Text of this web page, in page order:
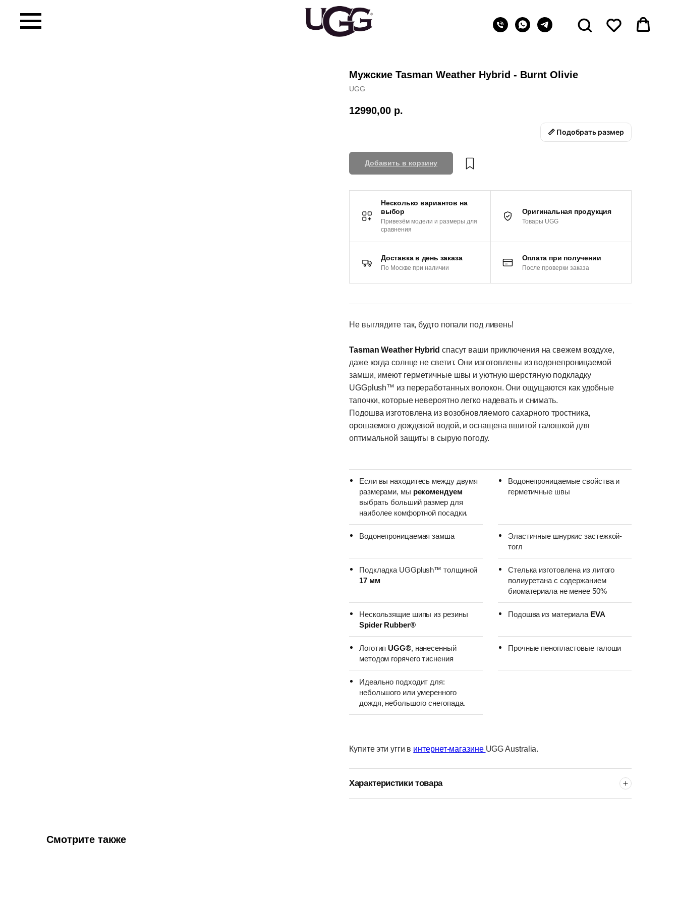
Мужские Tasman Weather Hybrid - Burnt Olivie
UGG
12990,00 р.
📏 Подобрать размер
Добавить в корзину
Несколько вариантов на
выбор
Привезём модели и размеры для
сравнения
Оригинальная продукция
Товары UGG
Доставка в день заказа
По Москве при наличии
Оплата при получении
После проверки заказа
Не выглядите так, будто попали под ливень!
Tasman Weather Hybrid спасут ваши приключения на свежем воздухе,
даже когда солнце не светит. Они изготовлены из водонепроницаемой
замши, имеют герметичные швы и уютную шерстяную подкладку
UGGplush™ из переработанных волокон. Они ощущаются как удобные
тапочки, которые невероятно легко надевать и снимать.
Подошва изготовлена ​​из возобновляемого сахарного тростника,
орошаемого дождевой водой, и оснащена вшитой галошкой для
оптимальной защиты в сырую погоду.
Если вы находитесь между двумя
размерами, мы рекомендуем
выбрать больший размер для
наиболее комфортной посадки.
Водонепроницаемые свойства и
герметичные швы
Водонепроницаемая замша
Эластичные шнуркис застежкой-
тогл
Подкладка UGGplush™ толщиной
17 мм
Стелька изготовлена ​​из литого
полиуретана с содержанием
биоматериала не менее 50%
Нескользящие шипы из резины
Spider Rubber®
Подошва из материала EVA
Логотип UGG®, нанесенный
методом горячего тиснения
Прочные пенопластовые галоши
Идеально подходит для:
небольшого или умеренного
дождя, небольшого снегопада.
Купите эти угги в интернет-магазине UGG Australia.
Характеристики товара
Смотрите также